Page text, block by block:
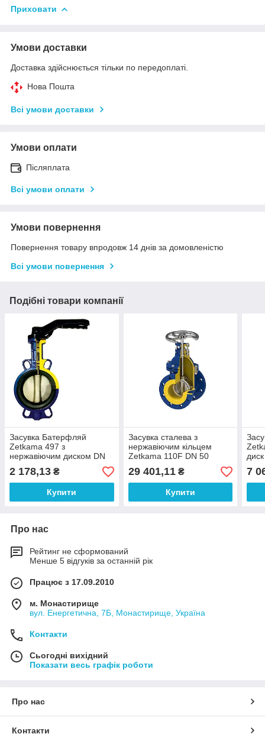
Приховати
Умови доставки
Доставка здійснюється тільки по передоплаті.
Нова Пошта
Всі умови доставки
Умови оплати
Післяплата
Всі умови оплати
Умови повернення
Повернення товару впродовж 14 днів за домовленістю
Всі умови повернення
Подібні товари компанії
Засувка Батерфляй
Zetkama 497 з
нержавіючим диском DN
40
2 178,13 ₴
Купити
Засувка сталева з
нержавіючим кільцем
Zetkama 110F DN 50
29 401,11₴
Купити
7
Про нас
Рейтинг не сформований
Менше 5 відгуків за останній рік
Працює з 17.09.2010
м. Монастирище
вул. Енергетична, 7Б, Монастирище, Україна
Контакти
Сьогодні вихідний
Показати весь графік роботи
Про нас
Контакти